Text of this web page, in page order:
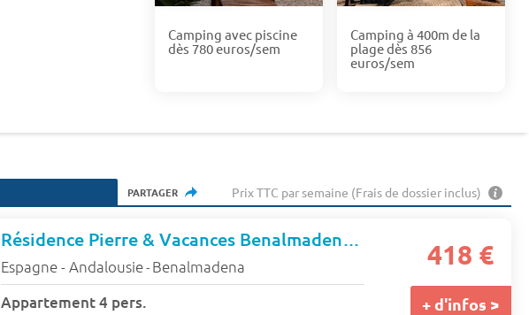
Camping avec piscine
dès 780 euros/sem
Camping à 400m de la
plage dès 856
euros/sem
PARTAGER Prix TTC par semaine (Frais de dossier inclus)
Résidence Pierre & Vacances Benalmadena Principe - Benalmadena
Espagne - Andalousie- Benalmadena
Appartement 4 pers.
418 €
+ d'infos >